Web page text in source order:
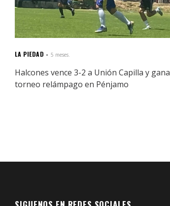
LA PIEDAD 5 meses.
Halcones vence 3-2 a Unión Capilla y gana
torneo relámpago en Pénjamo